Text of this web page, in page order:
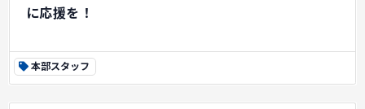
に応援を！
本部スタッフ